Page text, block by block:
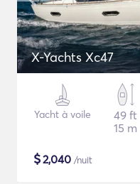
X-Yachts Xc47
Yacht à voile
49 ft
15 m
$2,040 /nuit